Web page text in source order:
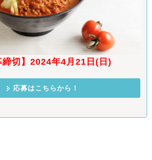
締切】2024年4月21日(日)
応募はこちらから！